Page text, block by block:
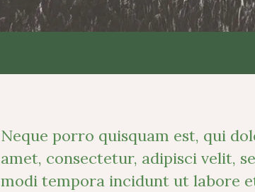
Neque porro quisquam est, qui
amet, consectetur, adipisci velit,
modi tempora incidunt ut labore